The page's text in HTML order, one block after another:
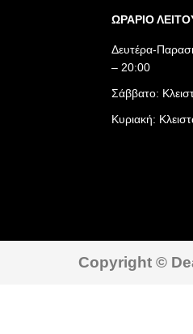
ΩΡΑΡΙΟ
Δευτέρα-
– 20:00
Σάββατο:
Κυριακή:
Copyright ©